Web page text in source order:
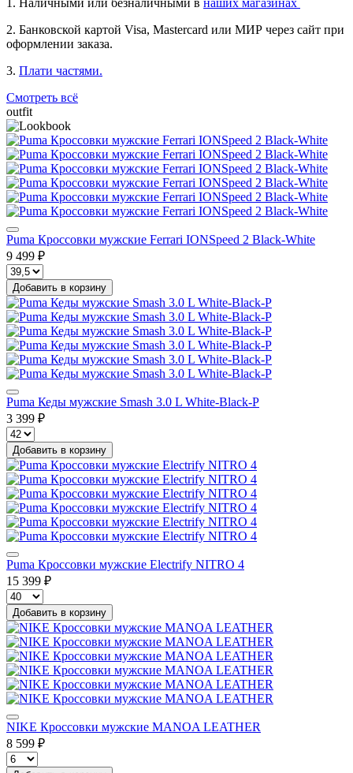
1. Наличными или безналичными в наших магазинах
2. Банковской картой Visa, Mastercard или МИР через сайт при
оформлении заказа.
3. Плати частями.
Смотреть всё
outfit
Puma Кроссовки мужские Ferrari IONSpeed 2 Black-White
9 499 ₽
Добавить в корзину
Puma Кеды мужские Smash 3.0 L White-Black-P
3 399 ₽
Добавить в корзину
Puma Кроссовки мужские Electrify NITRO 4
15 399 ₽
Добавить в корзину
NIKE Кроссовки мужские MANOA LEATHER
8 599 ₽